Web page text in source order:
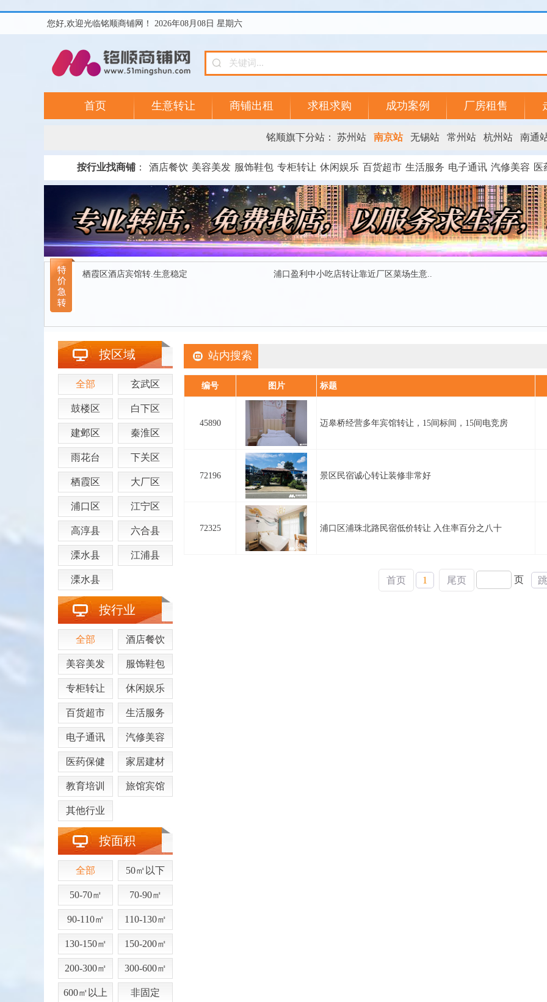
您好,欢迎光临铭顺商铺网！ 2026年08月08日 星期六
首页 生意转让 商铺出租 求租求购 成功案例 厂房租售
铭顺旗下分站： 苏州站 南京站 无锡站 常州站 杭州站 南通
按行业找商铺： 酒店餐饮 美容美发 服饰鞋包 专柜转让 休闲娱乐 百货超市 生活服务 电子通讯 汽修美容 医
栖霞区酒店宾馆转.生意稳定 浦口盈利中小吃店转让靠近厂区菜场生意..
按区域
全部 玄武区
鼓楼区 白下区
建邺区 秦淮区
雨花台 下关区
栖霞区 大厂区
浦口区 江宁区
高淳县 六合县
溧水县 江浦县
溧水县
按行业
全部 酒店餐饮
美容美发 服饰鞋包
专柜转让 休闲娱乐
百货超市 生活服务
电子通讯 汽修美容
医药保健 家居建材
教育培训 旅馆宾馆
其他行业
按面积
全部 50㎡以下
50-70㎡ 70-90㎡
90-110㎡ 110-130㎡
130-150㎡ 150-200㎡
200-300㎡ 300-600㎡
600㎡以上 非固定
站内搜索
编号 图片 标题
45890 迈皋桥经营多年宾馆转让，15间标间，15间电竞房
72196 景区民宿诚心转让装修非常好
72325 浦口区浦珠北路民宿低价转让 入住率百分之八十
首页 1 尾页 页